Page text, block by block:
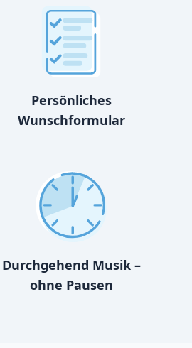
Persönliches
Wunschformular
Durchgehend Musik –
ohne Pausen